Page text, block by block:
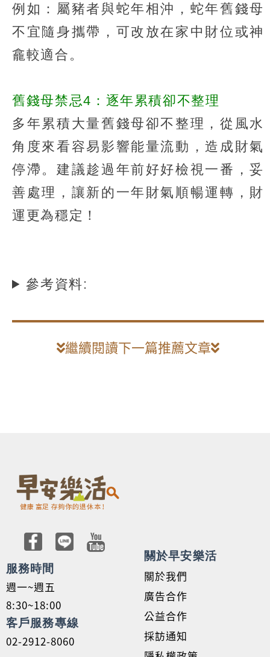
例如：屬豬者與蛇年相沖，蛇年舊錢母
不宜隨身攜帶，可改放在家中財位或神
龕較適合。
舊錢母禁忌4：逐年累積卻不整理
多年累積大量舊錢母卻不整理，從風水
角度來看容易影響能量流動，造成財氣
停滯。建議趁過年前好好檢視一番，妥
善處理，讓新的一年財氣順暢運轉，財
運更為穩定！
參考資料:
繼續閱讀下一篇推薦文章
服務時間
週一~週五
8:30~18:00
客戶服務專線
02-2912-8060
關於早安樂活
關於我們
廣告合作
公益合作
採訪通知